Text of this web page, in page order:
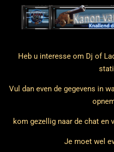
direct
hoofdinhoud
Heb u interesse om Dj of
Vul dan even de gegevens in
kom gezellig naar de chat en
Je moet wel